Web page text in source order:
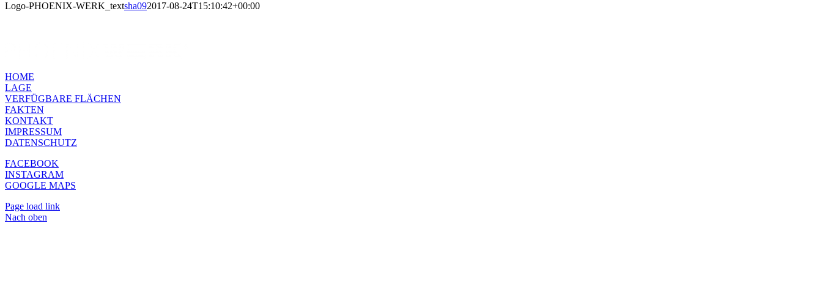
Logo-PHOENIX-WERK_textsha092017-08-24T15:10:42+00:00
HOME
LAGE
VERFÜGBARE FLÄCHEN
FAKTEN
KONTAKT
IMPRESSUM
DATENSCHUTZ
FACEBOOK
INSTAGRAM
GOOGLE MAPS
Page load link
Nach oben